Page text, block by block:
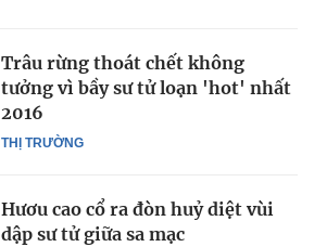
THỊ TRƯỜNG
Trâu rừng thoát chết không
tưởng vì bầy sư tử loạn 'hot' nhất
2016
Hươu cao cổ ra đòn huỷ diệt vùi
dập sư tử giữa sa mạc